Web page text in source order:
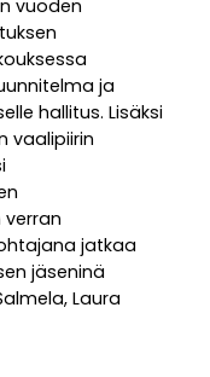
vuoden
ja
hallitus. Lisäksi
vaalipiirin
jatkaa
jäseninä
Laura